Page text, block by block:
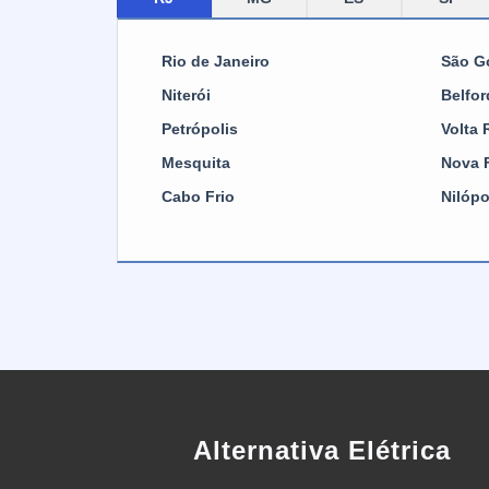
os
os
Rio de Janeiro São
Niterói
Petrópolis Volta
Mesquita Nova
Cabo Frio
Alternativa Elétrica